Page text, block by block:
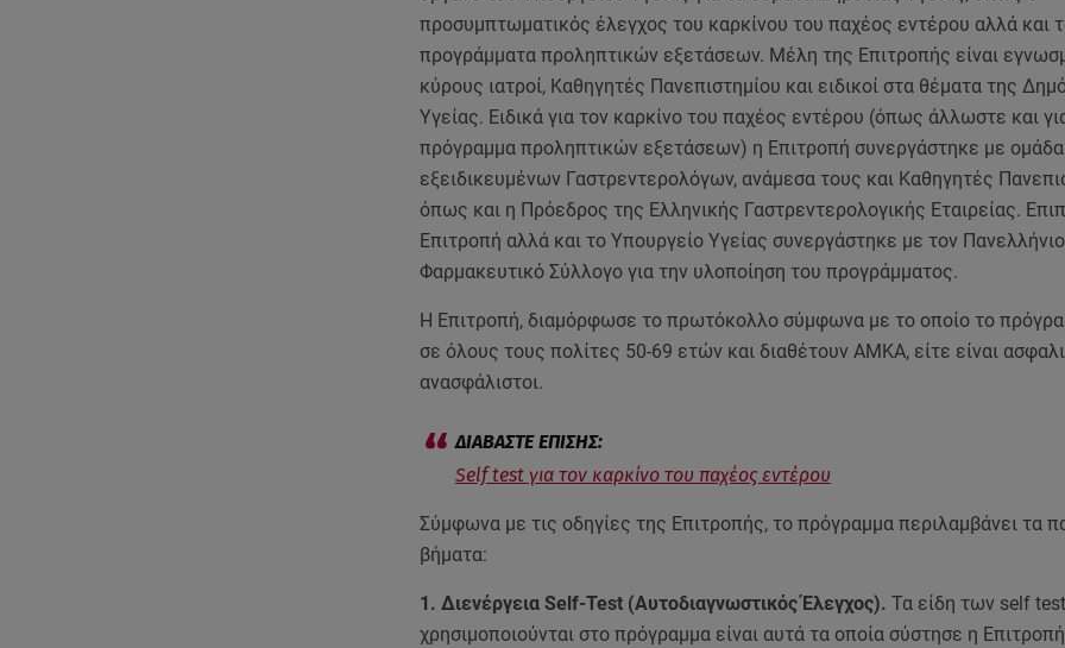
προσυμπτωματικός έλεγχος του καρκίνου του παχέος εντέρου αλλά και
προγράμματα προληπτικών εξετάσεων. Μέλη της Επιτροπής είναι
κύρους ιατροί, Καθηγητές Πανεπιστημίου και ειδικοί στα θέματα της
Υγείας. Ειδικά για τον καρκίνο του παχέος εντέρου (όπως άλλωστε και
πρόγραμμα προληπτικών εξετάσεων) η Επιτροπή συνεργάστηκε με ομάδα
εξειδικευμένων Γαστρεντερολόγων, ανάμεσα τους και Καθηγητές
όπως και η Πρόεδρος της Ελληνικής Γαστρεντερολογικής Εταιρείας.
Επιτροπή αλλά και το Υπουργείο Υγείας συνεργάστηκε με τον Πανελλήνιο
Φαρμακευτικό Σύλλογο για την υλοποίηση του προγράμματος.
Η Επιτροπή, διαμόρφωσε το πρωτόκολλο σύμφωνα με το οποίο το
σε όλους τους πολίτες 50-69 ετών και διαθέτουν ΑΜΚΑ, είτε είναι
ανασφάλιστοι.
Self test για τον καρκίνο του παχέος εντέρου
Σύμφωνα με τις οδηγίες της Επιτροπής, το πρόγραμμα περιλαμβάνει τα
βήματα:
1. Διενέργεια Self-Test (Αυτοδιαγνωστικός Έλεγχος). Τα είδη των self
χρησιμοποιούνται στο πρόγραμμα είναι αυτά τα οποία σύστησε η